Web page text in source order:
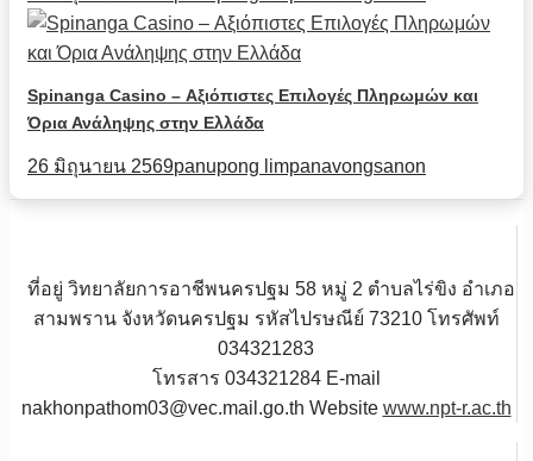
Spinanga Casino – Αξιόπιστες Επιλογές Πληρωμών και
Όρια Ανάληψης στην Ελλάδα
26 มิถุนายน 2569panupong limpanavongsanon
ที่อยู่ วิทยาลัยการอาชีพนครปฐม 58 หมู่ 2 ตำบลไร่ขิง อำเภอ
สามพราน จังหวัดนครปฐม รหัสไปรษณีย์ 73210 โทรศัพท์
034321283
โทรสาร 034321284 E-mail
nakhonpathom03@vec.mail.go.th Website www.npt-r.ac.th